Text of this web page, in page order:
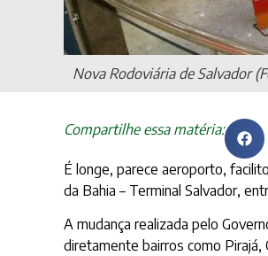
Nova Rodoviária de Salvador
Compartilhe essa matéria:
É longe, parece aeroporto,
da Bahia – Terminal Salvador,
A mudança realizada pelo
diretamente bairros como Pirajá,